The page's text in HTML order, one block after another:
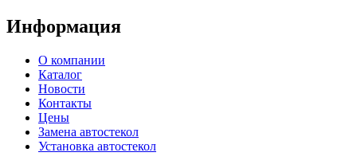
Информация
О компании
Каталог
Новости
Контакты
Цены
Замена автостекол
Установка автостекол